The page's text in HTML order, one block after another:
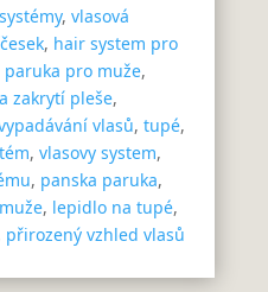
, vlasová
, hair system pro
paruka pro muže,
zakrytí pleše,
vlasů, tupé,
, vlasovy system,
, panska paruka,
, lepidlo na tupé,
přirozený vzhled vlasů